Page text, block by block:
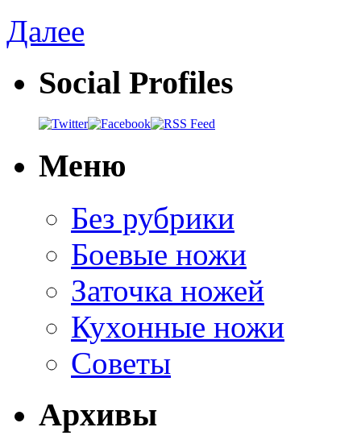
Далее
Social Profiles
Меню
Без рубрики
Боевые ножи
Заточка ножей
Кухонные ножи
Советы
Архивы